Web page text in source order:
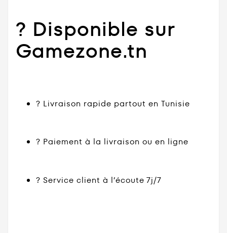
? Disponible sur
Gamezone.tn
? Livraison rapide partout en Tunisie
? Paiement à la livraison ou en ligne
? Service client à l’écoute 7j/7